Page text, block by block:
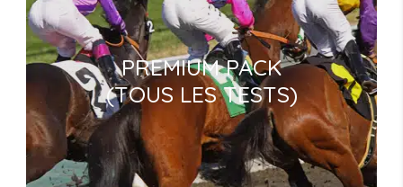
PREMIUM PACK
(TOUS LES TESTS)